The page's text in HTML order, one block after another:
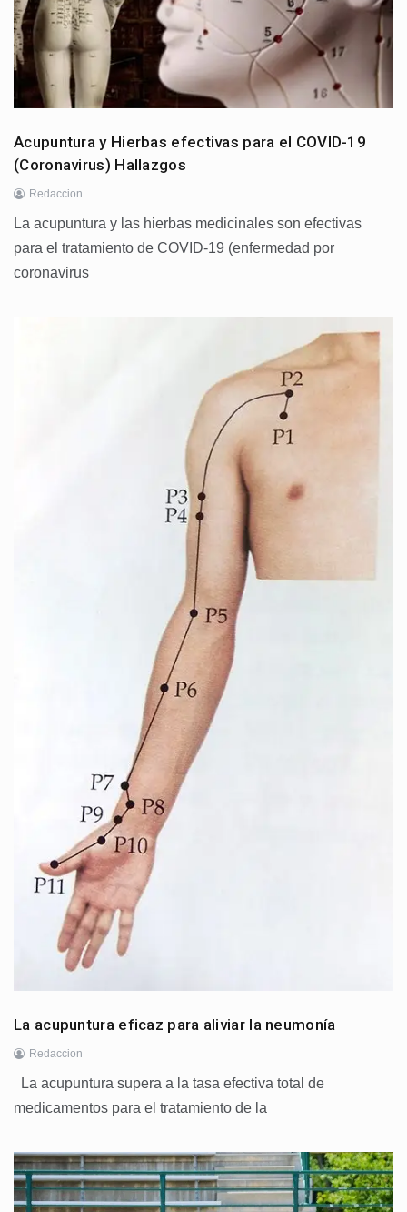
Acupuntura y Hierbas efectivas para el COVID-19
(Coronavirus) Hallazgos
Redaccion
La acupuntura y las hierbas medicinales son efectivas
para el tratamiento de COVID-19 (enfermedad por
coronavirus
La acupuntura eficaz para aliviar la neumonía
Redaccion
La acupuntura supera a la tasa efectiva total de
medicamentos para el tratamiento de la